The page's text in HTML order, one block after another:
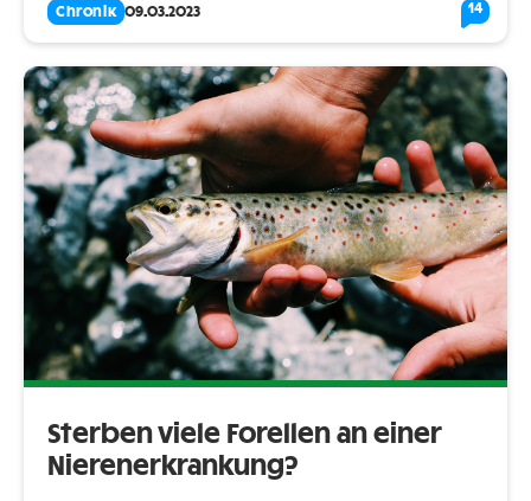
Chronik 09.03.2023 14
Sterben viele Forellen an einer
Nierenerkrankung?